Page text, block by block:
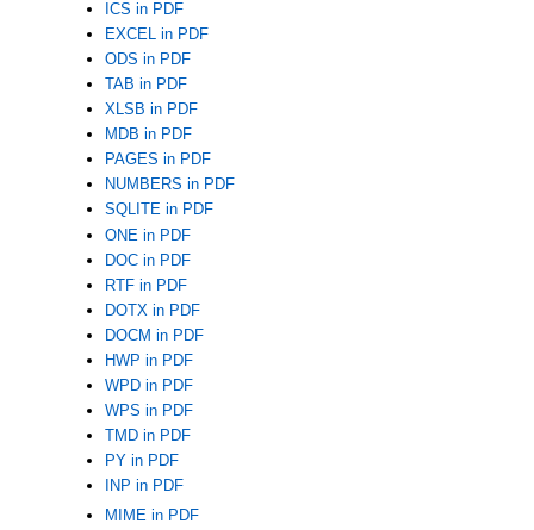
ICS in PDF
EXCEL in PDF
ODS in PDF
TAB in PDF
XLSB in PDF
MDB in PDF
PAGES in PDF
NUMBERS in PDF
SQLITE in PDF
ONE in PDF
DOC in PDF
RTF in PDF
DOTX in PDF
DOCM in PDF
HWP in PDF
WPD in PDF
WPS in PDF
TMD in PDF
PY in PDF
INP in PDF
MIME in PDF